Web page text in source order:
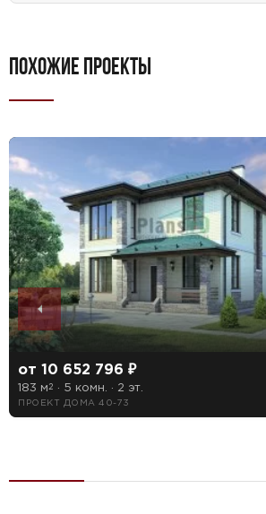
ПОХОЖИЕ ПРОЕКТЫ
от 10 652 796 ₽
183 м2 · 5 комн. · 2 эт.
ПРОЕКТ ДОМА 40-73